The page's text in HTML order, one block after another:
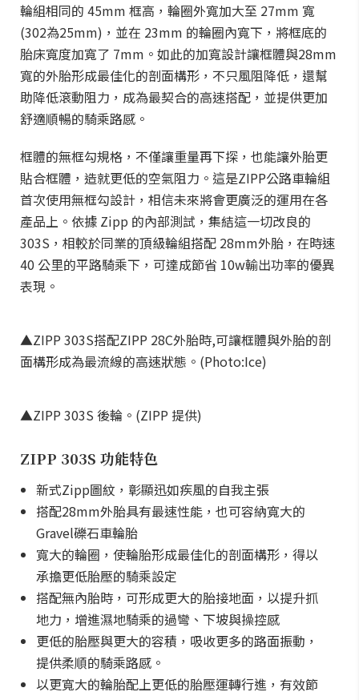
輪組相同的 45mm 框高，輪圈外寬加大至 27mm 寬
(302為25mm)，並在 23mm 的輪圈內寬下，將框底的
胎床寬度加寬了 7mm。如此的加寬設計讓框體與28mm
寬的外胎形成最佳化的剖面構形，不只風阻降低，還幫
助降低滾動阻力，成為最契合的高速搭配，並提供更加
舒適順暢的騎乘路感。
框體的無框勾規格，不僅讓重量再下探，也能讓外胎更
貼合框體，造就更低的空氣阻力。這是ZIPP公路車輪組
首次使用無框勾設計，相信未來將會更廣泛的運用在各
產品上。依據 Zipp 的內部測試，集結這一切改良的
303S，相較於同業的頂級輪組搭配 28mm外胎，在時速
40 公里的平路騎乘下，可達成節省 10w輸出功率的優異
表現。
▲ZIPP 303S搭配ZIPP 28C外胎時,可讓框體與外胎的剖
面構形成為最流線的高速狀態。(Photo:Ice)
▲ZIPP 303S 後輪。(ZIPP 提供)
ZIPP 303S 功能特色
新式Zipp圖紋，彰顯迅如疾風的自我主張
搭配28mm外胎具有最速性能，也可容納寬大的
Gravel礫石車輪胎
寬大的輪圈，使輪胎形成最佳化的剖面構形，得以
承擔更低胎壓的騎乘設定
搭配無內胎時，可形成更大的胎接地面，以提升抓
地力，增進濕地騎乘的過彎、下坡與操控感
更低的胎壓與更大的容積，吸收更多的路面振動，
提供柔順的騎乘路感。
以更寬大的輪胎配上更低的胎壓運轉行進，有效節